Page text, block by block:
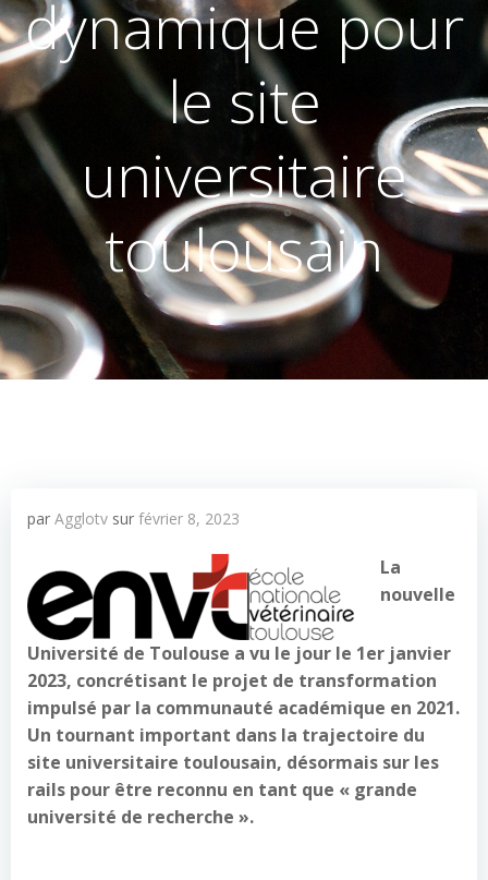
dynamique pour
le site
universitaire
toulousain
par Agglotv sur février 8, 2023
La
nouvelle
Université de Toulouse a vu le jour le 1er janvier
2023, concrétisant le projet de transformation
impulsé par la communauté académique en 2021.
Un tournant important dans la trajectoire du
site universitaire toulousain, désormais sur les
rails pour être reconnu en tant que « grande
université de recherche ».